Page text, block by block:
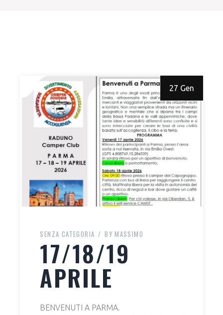
27 Gen
SENZA CATEGORIA BY MASSIMO
17/18/19
APRILE
BENVENUTI A PARMA.